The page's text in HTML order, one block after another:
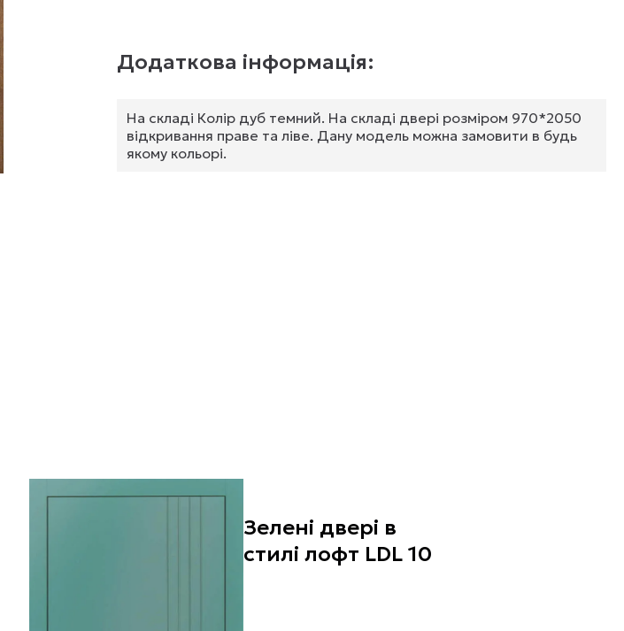
Додаткова інформація:
На складі Колір дуб темний. На складі двері розміром 970*2050
відкривання праве та ліве. Дану модель можна замовити в будь
якому кольорі.
Зелені двері в
стилі лофт LDL 10